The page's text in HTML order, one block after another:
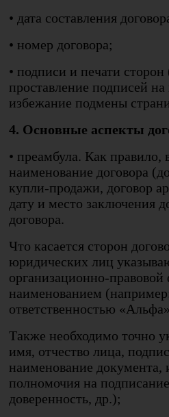
• дата составления
• номер договора;
• подписи и печати
проставление подписей
избежание подмены
4. Основные аспекты
• преамбула. Как правило,
наименование договора
купли-продажи, договор
дату и место заключения
договора.
Что касается сторон
юридических лиц
организационно-
наименованием
ответственностью
Также необходимо точно
имя, отчество лица,
наименование документа,
полномочия на
доверенность, др.);